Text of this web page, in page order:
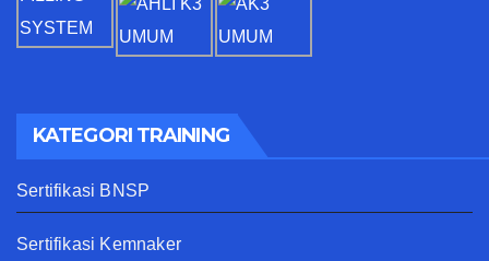
KATEGORI TRAINING
Sertifikasi BNSP
Sertifikasi Kemnaker